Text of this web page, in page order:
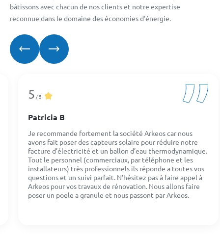
bâtissons avec chacun de nos clients et notre expertise
reconnue dans le domaine des économies d'énergie.
/ 5
Patricia B
Je recommande fortement la société Arkeos car nous
avons fait poser des capteurs solaire pour réduire notre
facture d’électricité et un ballon d’eau thermodynamique.
Tout le personnel (commerciaux, par téléphone et les
installateurs) très professionnels ils réponde a toutes vos
questions et un suivi parfait. N’hésitez pas à faire appel à
Arkeos pour vos travaux de rénovation. Nous allons faire
poser un poele a granule et nous passont par Arkeos.